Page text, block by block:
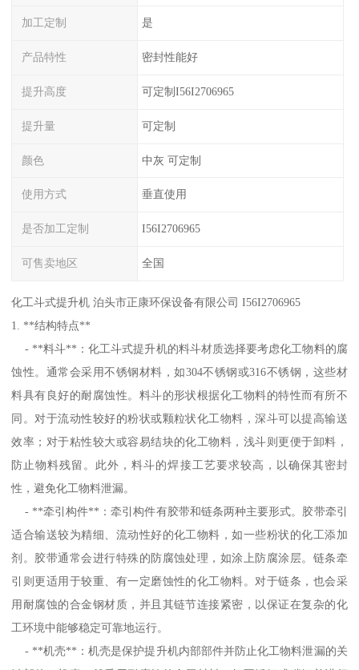
加工定制 是
产品特性 密封性能好
提升高度 可定制I56I2706965
提升量 可定制
颜色 中灰 可定制
使用方式 垂直使用
是否加工定制 I56I2706965
可售卖地区 全国
化工斗式提升机 泊头市正康环保设备有限公司 I56I2706965
1. **结构特点**
- **料斗**：化工斗式提升机的料斗材质选择要考虑化工物料的腐
蚀性。通常会采用不锈钢材料，如304不锈钢或316不锈钢，这些材
料具有良好的耐腐蚀性。料斗的形状根据化工物料的特性而有所不
同。对于流动性较好的粉状或颗粒状化工物料，深斗可以提高输送
效率；对于粘性较大或容易结块的化工物料，浅斗则更便于卸料，
防止物料残留。此外，料斗的焊接工艺要求较高，以确保其密封
性，避免化工物料泄漏。
- **牵引构件**：牵引构件有胶带和链条两种主要形式。胶带牵引
适合输送较为精细、流动性好的化工物料，如一些粉状的化工添加
剂。胶带通常会进行特殊的防腐蚀处理，如涂上防腐涂层。链条牵
引则更适用于较重、有一定磨蚀性的化工物料。对于链条，也会采
用耐腐蚀的合金钢材质，并且其链节连接紧密，以保证在复杂的化
工环境中能够稳定可靠地运行。
- **机壳**：机壳是保护提升机内部部件并防止化工物料泄漏的关